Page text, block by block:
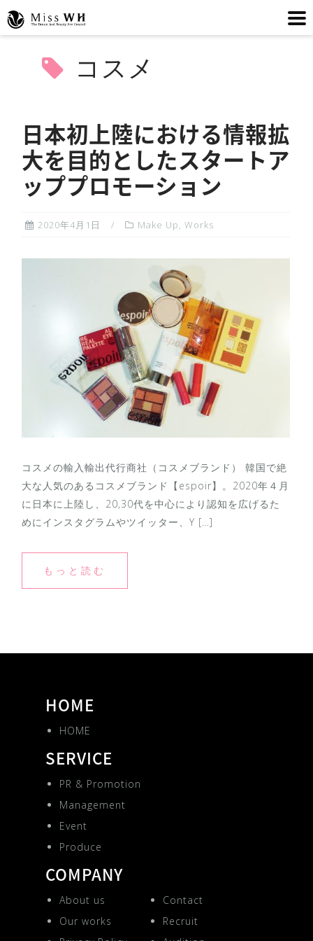
コスメ
日本初上陸における情報拡
大を目的としたスタートア
ッププロモーション
2020年4月1日 Make Up, Works
コスメの輸入輸出代行商社（コスメブランド） 韓国で絶
大な人気のあるコスメブランド【espoir】。2020年４月
に日本に上陸し、20,30代を中心により認知を広げるた
めにインスタグラムやツイッター、Y […]
もっと読む
HOME
HOME
SERVICE
PR & Promotion
Management
Event
Produce
COMPANY
About us
Our works
Contact
Recruit